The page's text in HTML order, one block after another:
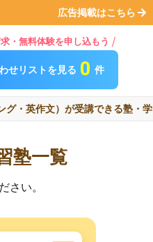
広告掲載はこちら
・無料体験を申し込もう
せリストを見る 0 件
グ・英作文）が受講できる塾・
塾一覧
さい。